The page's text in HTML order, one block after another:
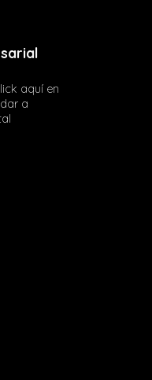
aquí en
a